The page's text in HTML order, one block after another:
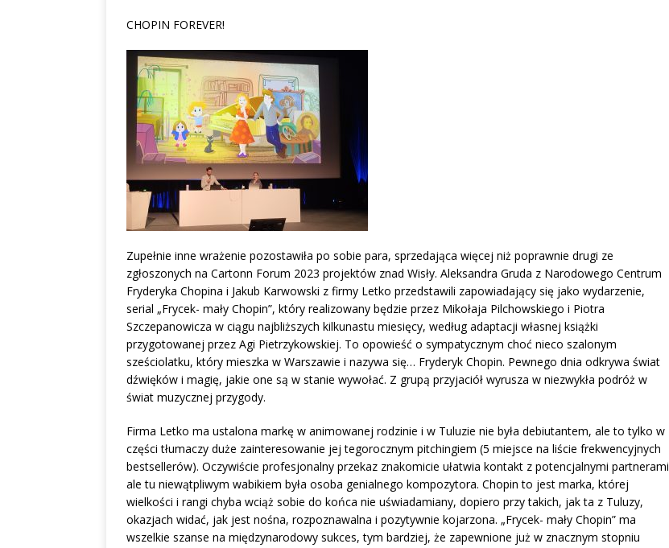
CHOPIN FOREVER!
Zupełnie inne wrażenie pozostawiła po sobie para, sprzedająca więcej niż poprawnie drugi ze
zgłoszonych na Cartonn Forum 2023 projektów znad Wisły. Aleksandra Gruda z Narodowego Centrum
Fryderyka Chopina i Jakub Karwowski z firmy Letko przedstawili zapowiadający się jako wydarzenie,
serial „Frycek- mały Chopin”, który realizowany będzie przez Mikołaja Pilchowskiego i Piotra
Szczepanowicza w ciągu najbliższych kilkunastu miesięcy, według adaptacji własnej książki
przygotowanej przez Agi Pietrzykowskiej. To opowieść o sympatycznym choć nieco szalonym
sześciolatku, który mieszka w Warszawie i nazywa się… Fryderyk Chopin. Pewnego dnia odkrywa świat
dźwięków i magię, jakie one są w stanie wywołać. Z grupą przyjaciół wyrusza w niezwykła podróż w
świat muzycznej przygody.
Firma Letko ma ustalona markę w animowanej rodzinie i w Tuluzie nie była debiutantem, ale to tylko w
części tłumaczy duże zainteresowanie jej tegorocznym pitchingiem (5 miejsce na liście frekwencyjnych
bestsellerów). Oczywiście profesjonalny przekaz znakomicie ułatwia kontakt z potencjalnymi partnerami
ale tu niewątpliwym wabikiem była osoba genialnego kompozytora. Chopin to jest marka, której
wielkości i rangi chyba wciąż sobie do końca nie uświadamiany, dopiero przy takich, jak ta z Tuluzy,
okazjach widać, jak jest nośna, rozpoznawalna i pozytywnie kojarzona. „Frycek- mały Chopin” ma
wszelkie szanse na międzynarodowy sukces, tym bardziej, że zapewnione już w znacznym stopniu